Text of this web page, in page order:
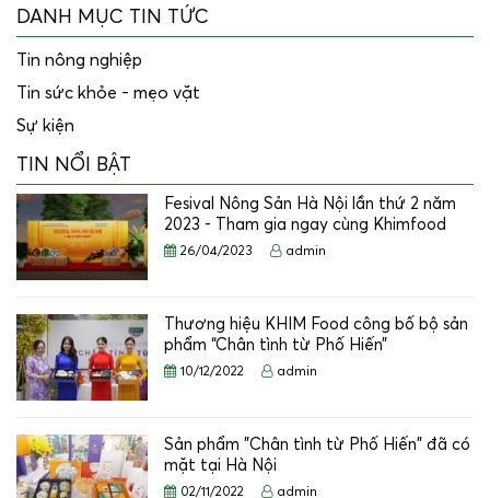
DANH MỤC TIN TỨC
Tin nông nghiệp
Tin sức khỏe - mẹo vặt
Sự kiện
TIN NỔI BẬT
Fesival Nông Sản Hà Nội lần thứ 2 năm
2023 - Tham gia ngay cùng Khimfood
26/04/2023 admin
Thương hiệu KHIM Food công bố bộ sản
phẩm “Chân tình từ Phố Hiến”
10/12/2022 admin
Sản phẩm "Chân tình từ Phố Hiến" đã có
mặt tại Hà Nội
02/11/2022 admin